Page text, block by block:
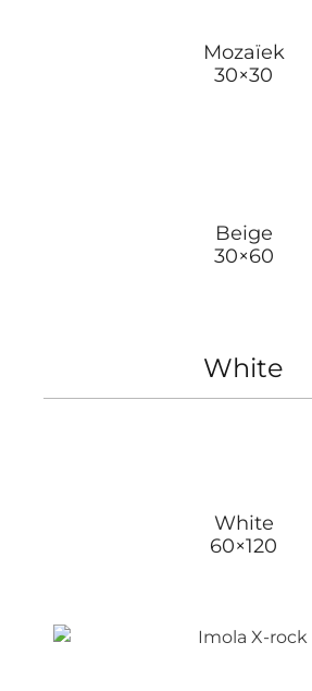
Mozaïek
30×30
Beige
30×60
White
White
60×120